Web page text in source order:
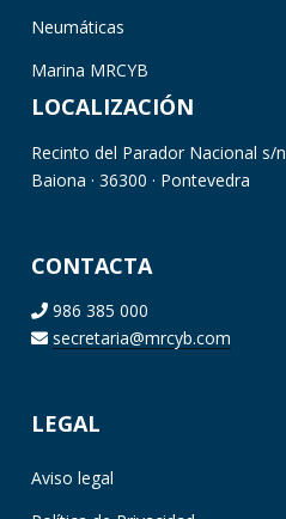
Neumáticas
Marina MRCYB
LOCALIZACIÓN
Recinto del Parador Nacional s/n
Baiona · 36300 · Pontevedra
CONTACTA
986 385 000
secretaria@mrcyb.com
LEGAL
Aviso legal